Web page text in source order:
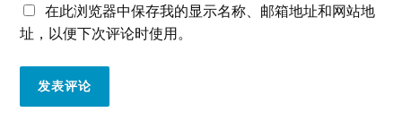
在此浏览器中保存我的显示名称、邮箱地址和网站地
址，以便下次评论时使用。